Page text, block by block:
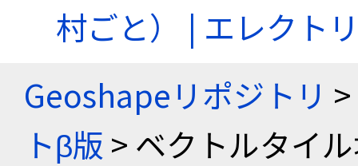
村ごと） | エレクト
Geoshapeリポジトリ >
トβ版 > ベクトルタイ